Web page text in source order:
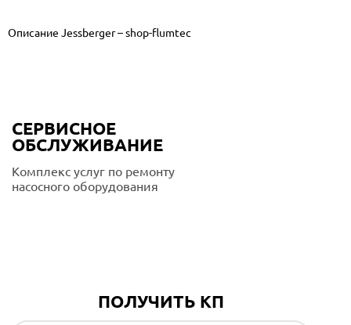
Описание Jessberger – shop-flumtec
СЕРВИСНОЕ
ОБСЛУЖИВАНИЕ
Комплекс услуг по ремонту
насосного оборудования
ПОЛУЧИТЬ КП